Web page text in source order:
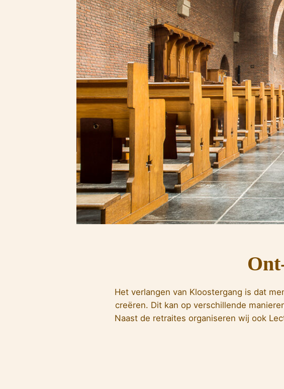
Het verlangen van Kloostergang is dat
creëren. Dit kan op verschillende
Naast de retraites organiseren wij ook